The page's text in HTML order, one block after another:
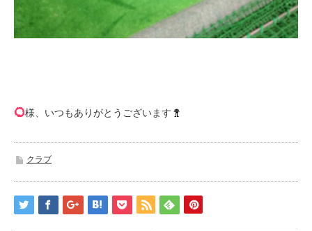
様、いつもありがとうございます
クラブ